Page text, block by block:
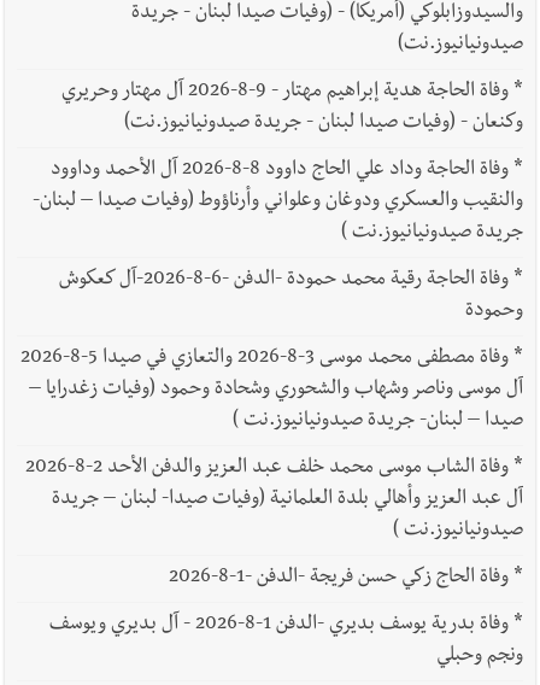
والسيدوزابلوكي (أمريكا) - (وفيات صيدا لبنان - جريدة
صيدونيانيوز.نت)
*
وفاة الحاجة هدية إبراهيم مهتار - 9-8-2026 آل مهتار وحريري
وكنعان - (وفيات صيدا لبنان - جريدة صيدونيانيوز.نت)
*
وفاة الحاجة وداد علي الحاج داوود 8-8-2026 آل الأحمد وداوود
والنقيب والعسكري ودوغان وعلواني وأرناؤوط (وفيات صيدا – لبنان-
جريدة صيدونيانيوز.نت )
*
وفاة الحاجة رقية محمد حمودة -الدفن -6-8-2026-آل كعكوش
وحمودة
*
وفاة مصطفى محمد موسى 3-8-2026 والتعازي في صيدا 5-8-2026
آل موسى وناصر وشهاب والشحوري وشحادة وحمود (وفيات زغدرايا –
صيدا – لبنان- جريدة صيدونيانيوز.نت )
*
وفاة الشاب موسى محمد خلف عبد العزيز والدفن الأحد 2-8-2026
آل عبد العزيز وأهالي بلدة العلمانية (وفيات صيدا- لبنان – جريدة
صيدونيانيوز.نت )
*وفاة الحاج زكي حسن فريجة -الدفن -1-8-2026
*
وفاة بدرية يوسف بديري -الدفن 1-8-2026 - آل بديري ويوسف
ونجم وحبلي